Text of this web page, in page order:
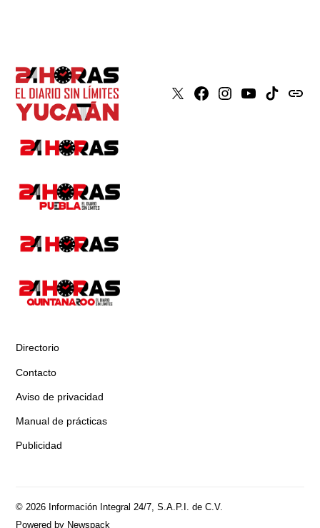
X Faceboook
Instagram
YoutubeTiktokissuu
Directorio
Contacto
Aviso de privacidad
Manual de prácticas
Publicidad
© 2026 Información Integral 24/7, S.A.P.I. de C.V.
Powered by Newspack